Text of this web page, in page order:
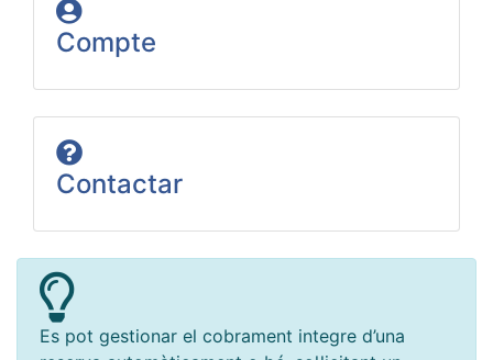
Compte
Contactar
Es pot gestionar el cobrament integre d’una